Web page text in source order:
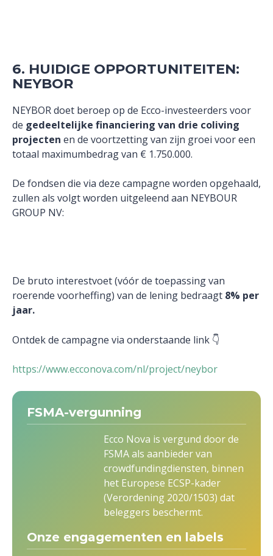
6. HUIDIGE OPPORTUNITEITEN:
NEYBOR
NEYBOR doet beroep op de Ecco-investeerders voor
de gedeeltelijke financiering van drie coliving
projecten en de voortzetting van zijn groei voor een
totaal maximumbedrag van € 1.750.000.
De fondsen die via deze campagne worden opgehaald,
zullen als volgt worden uitgeleend aan NEYBOUR
GROUP NV:
De bruto interestvoet (vóór de toepassing van
roerende voorheffing) van de lening bedraagt 8% per
jaar.
Ontdek de campagne via onderstaande link 👇
https://www.ecconova.com/nl/project/neybor
FSMA-vergunning
Ecco Nova is vergund door de
FSMA als aanbieder van
crowdfundingdiensten, binnen
het Europese ECSP-kader
(Verordening 2020/1503) dat
beleggers beschermt.
Onze engagementen en labels